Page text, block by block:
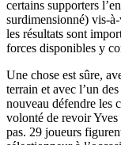
certains supporters
surdimensionné) vis-
les résultats sont
forces disponibles y
Une chose est sûre,
terrain et avec l’un
nouveau défendre les
volonté de revoir
pas. 29 joueurs